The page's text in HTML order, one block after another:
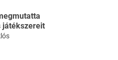
játékszereit